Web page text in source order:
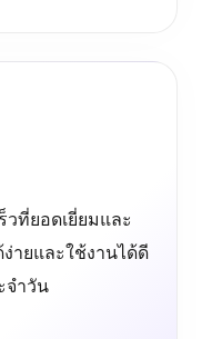
วที่ยอดเยี่ยมและ
ายและใช้งานได้ดี
จำวัน